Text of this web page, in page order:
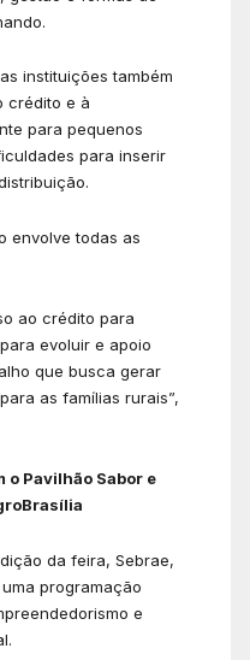
instituições também
crédito e à
para pequenos
para inserir
envolve todas as
ao crédito para
evoluir e apoio
que busca gerar
as famílias rurais”,
o Pavilhão Sabor e
da feira, Sebrae,
uma programação
e